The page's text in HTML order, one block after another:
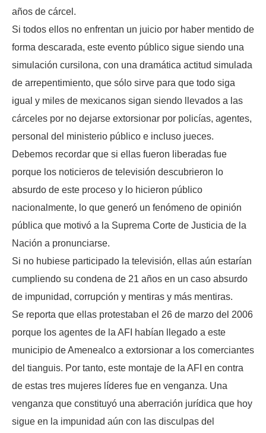
años de cárcel.
Si todos ellos no enfrentan un juicio por haber mentido de
forma descarada, este evento público sigue siendo una
simulación cursilona, con una dramática actitud simulada
de arrepentimiento, que sólo sirve para que todo siga
igual y miles de mexicanos sigan siendo llevados a las
cárceles por no dejarse extorsionar por policías, agentes,
personal del ministerio público e incluso jueces.
Debemos recordar que si ellas fueron liberadas fue
porque los noticieros de televisión descubrieron lo
absurdo de este proceso y lo hicieron público
nacionalmente, lo que generó un fenómeno de opinión
pública que motivó a la Suprema Corte de Justicia de la
Nación a pronunciarse.
Si no hubiese participado la televisión, ellas aún estarían
cumpliendo su condena de 21 años en un caso absurdo
de impunidad, corrupción y mentiras y más mentiras.
Se reporta que ellas protestaban el 26 de marzo del 2006
porque los agentes de la AFI habían llegado a este
municipio de Amenealco a extorsionar a los comerciantes
del tianguis. Por tanto, este montaje de la AFI en contra
de estas tres mujeres líderes fue en venganza. Una
venganza que constituyó una aberración jurídica que hoy
sigue en la impunidad aún con las disculpas del